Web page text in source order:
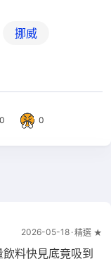
挪威
0 0
2026-05-18 精選 ★
料快見底竟吸到